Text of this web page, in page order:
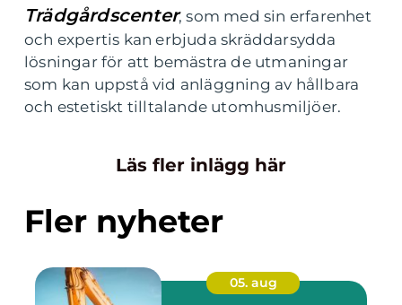
Trädgårdscenter, som med sin erfarenhet
och expertis kan erbjuda skräddarsydda
lösningar för att bemästra de utmaningar
som kan uppstå vid anläggning av hållbara
och estetiskt tilltalande utomhusmiljöer.
Läs fler inlägg här
Fler nyheter
05. aug